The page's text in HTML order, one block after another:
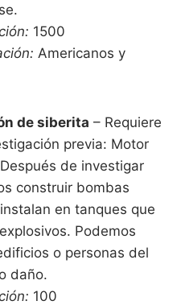
1500
Americanos y
de siberita – Requiere
previa: Motor
de investigar
construir bombas
en tanques que
Podemos
o personas del
daño.
100